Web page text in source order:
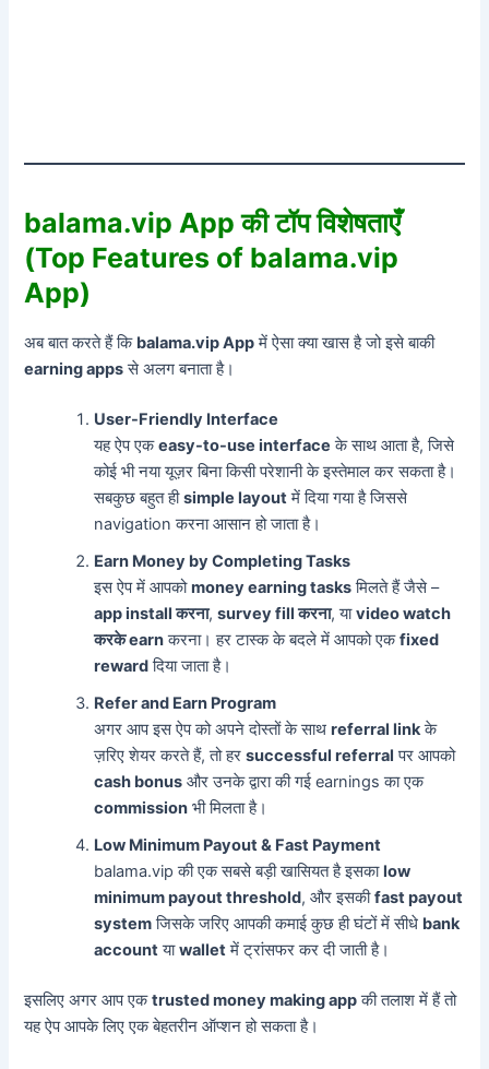
balama.vip App की टॉप विशेषताएँ
(Top Features of balama.vip
App)
अब बात करते हैं कि balama.vip Appमें ऐसा क्या खास है जो इसे बाकी
earning appsसे अलग बनाता है।
User-Friendly Interface
यह ऐप एकeasy-to-use interface के साथ आता है, जिसे
कोई भी नया यूज़र बिना किसी परेशानी के इस्तेमाल कर सकता है।
सबकुछ बहुत हीsimple layoutमें दिया गया है जिससे
navigation करना आसान हो जाता है।
Earn Money by Completing Tasks
इस ऐप में आपकोmoney earning tasksमिलते हैं जैसे –
app install करना,survey fill करना, याvideo watch
करके earnकरना। हर टास्क के बदले में आपको एकfixed
rewardदिया जाता है।
Refer and Earn Program
अगर आप इस ऐप को अपने दोस्तों के साथreferral linkके
ज़रिए शेयर करते हैं, तो हरsuccessful referral पर आपको
cash bonus और उनके द्वारा की गई earnings का एक
commission भी मिलता है।
Low Minimum Payout & Fast Payment
balama.vip की एक सबसे बड़ी खासियत है इसकाlow
minimum payout threshold, और इसकीfast payout
systemजिसके जरिए आपकी कमाई कुछ ही घंटों में सीधे bank
accountयाwalletमें ट्रांसफर कर दी जाती है।
इसलिए अगर आप एकtrusted money making appकी तलाश में हैं तो
यह ऐप आपके लिए एक बेहतरीन ऑप्शन हो सकता है।